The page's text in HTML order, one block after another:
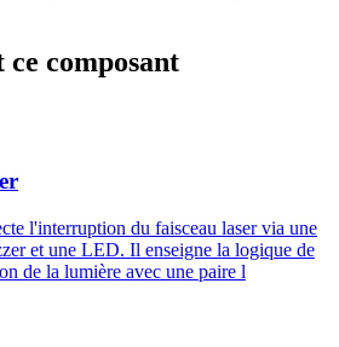
composant
l'interruption du faisceau laser via une
et une LED. Il enseigne la logique de
de la lumière avec une paire l